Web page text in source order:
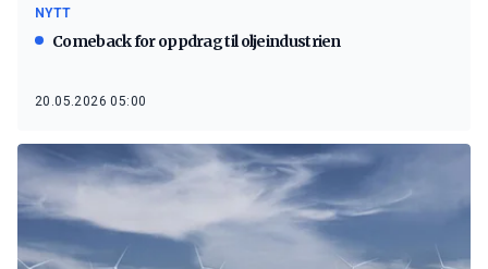
NYTT
Comeback for oppdrag til oljeindustrien
20.05.2026 05:00